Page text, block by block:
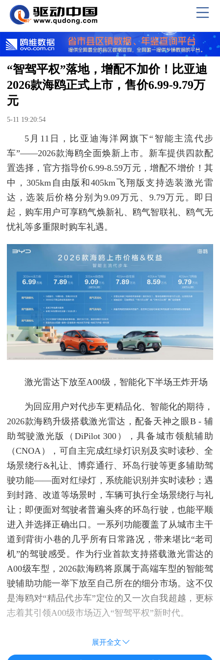
“智驾平权”落地，增配不加价！比亚迪
2026款海鸥正式上市，售价6.99-9.79万
元
5-11 19:20:54
5月11日，比亚迪海洋网旗下“智能主流代步
车”——2026款海鸥全面焕新上市。新车提供四款配
置选择，官方指导价6.99-8.59万元，增配不增价！其
中，305km自由版和405km飞翔版支持选装激光雷
达，选装后价格分别为9.09万元、9.79万元。即日
起，购车用户可享鸥气焕新礼、鸥气智联礼、鸥气无
忧礼等多重限时购车礼遇。
激光雷达下放至A00级，智能化下半场王炸开场
为回应用户对代步车更精品化、智能化的期待，
2026款海鸥升级搭载激光雷达，配备天神之眼B - 辅
助驾驶激光版（DiPilot 300），具备城市领航辅助
（CNOA），可自主完成红绿灯识别及实时读秒、全
场景绕行&礼让、博弈通行、环岛行驶等更多辅助驾
驶功能——面对红绿灯，系统能识别并实时读秒；遇
到封路、改道等场景时，车辆可执行全场景绕行与礼
让；即便面对驾驶者普遍头疼的环岛行驶，也能平顺
进入并选择正确出口。一系列功能覆盖了从城市主干
道到背街小巷的几乎所有日常路况，带来堪比“老司
机”的驾驶感受。作为行业首款支持搭载激光雷达的
A00级车型，2026款海鸥将原属于高端车型的智能驾
驶辅助功能一举下放至自己所在的细分市场。这不仅
是海鸥对“精品代步车”定位的又一次自我超越，更标
志着其引领A00级市场迈入“智驾平权”新时代。
展开全文